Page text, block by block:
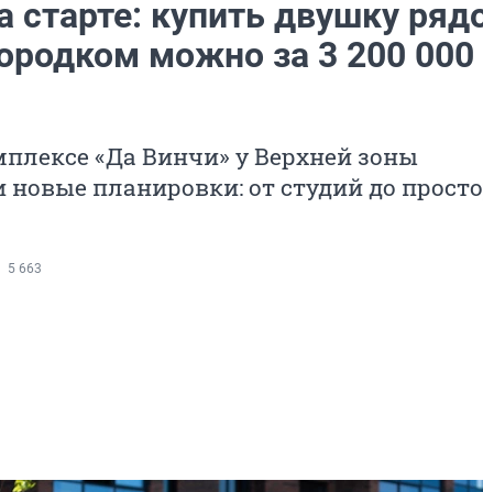
старте: купить двушку
можно за 3 200 000
«Да Винчи» у Верхней зоны
новые планировки: от студий до
5 663